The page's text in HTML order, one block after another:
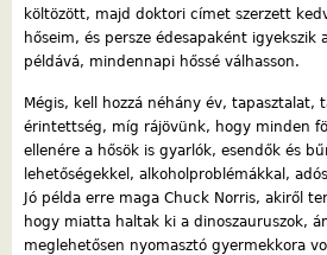
költözött, majd doktori címet szerzett
hőseim, és persze édesapaként igyekszik
példává, mindennapi hőssé válhasson.
Mégis, kell hozzá néhány év, tapasztalat,
érintettség, míg rájövünk, hogy minden
ellenére a hősök is gyarlók, esendők és
lehetőségekkel, alkoholproblémákkal,
Jó példa erre maga Chuck Norris, akiről
hogy miatta haltak ki a dinoszauruszok,
meglehetősen nyomasztó gyermekkora